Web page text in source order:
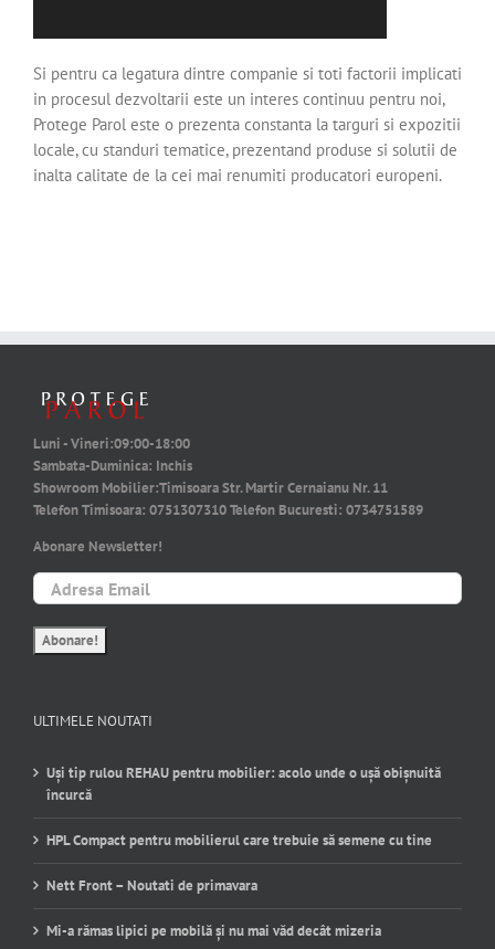
Si pentru ca legatura dintre companie si toti factorii implicati
in procesul dezvoltarii este un interes continuu pentru noi,
Protege Parol este o prezenta constanta la targuri si expozitii
locale, cu standuri tematice, prezentand produse si solutii de
inalta calitate de la cei mai renumiti producatori europeni.
Luni - Vineri:09:00-18:00
Sambata-Duminica: Inchis
Showroom Mobilier:Timisoara Str. Martir Cernaianu Nr. 11
Telefon Timisoara: 0751307310Telefon Bucuresti: 0734751589
Abonare Newsletter!
ULTIMELE NOUTATI
Uși tip rulou REHAU pentru mobilier: acolo unde o ușă obișnuită
încurcă
HPL Compact pentru mobilierul care trebuie să semene cu tine
Nett Front – Noutati de primavara
Mi-a rămas lipici pe mobilă și nu mai văd decât mizeria